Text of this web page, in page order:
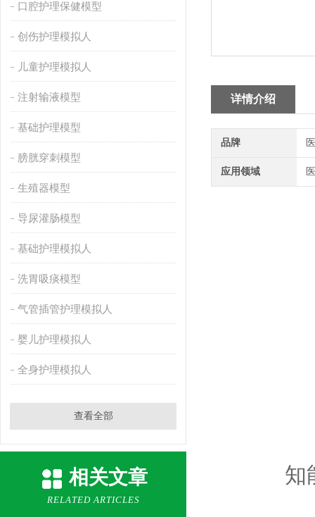
口腔护理保健模型
创伤护理模拟人
儿童护理模拟人
注射输液模型
基础护理模型
膀胱穿刺模型
生殖器模型
导尿灌肠模型
基础护理模拟人
洗胃吸痰模型
气管插管护理模拟人
婴儿护理模拟人
全身护理模拟人
查看全部
相关文章
RELATED ARTICLES
详情介绍
品牌
应用领域
知